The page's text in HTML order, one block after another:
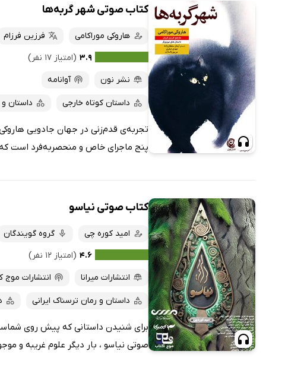
کتاب صوتی شهر گربه‌ها
هاروکی موراکامی
فرزین فرزام
۳.۹ (امتیاز ۱۷ نفر)
نشر نون
آوانامه
داستان کوتاه خارجی داستان
تجربه‌ی قدم‌زنی در جهان جادویی
پنج ماجرای خاص و منحصربه‌فرد است
کتاب صوتی نیاسو
امید کوره چی
گروه گویندگان
۴.۶ (امتیاز ۱۲ نفر)
انتشارات میرانا
انتشارات موج
داستان و رمان ترسناک ایرانی
برای شنیدن داستانی که پیش روی
صوتی نیاسو ، بار دیگر علوم غریبه و